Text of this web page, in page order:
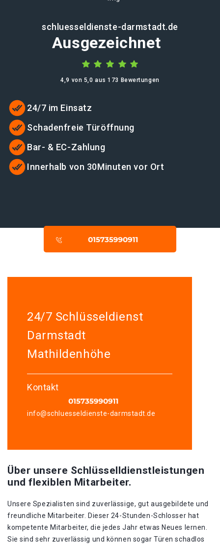
schluesseldienste-darmstadt.de
Ausgezeichnet
4,9 von 5,0 aus 173 Bewertungen
24/7 im Einsatz
Schadenfreie Türöffnung
Bar- & EC-Zahlung
Innerhalb von 30Minuten vor Ort
24/7 Schlüsseldienst
Darmstadt
Mathildenhöhe
Kontakt
info@schluesseldienste-darmstadt.de
Über unsere Schlüsselldienstleistungen
und flexiblen Mitarbeiter.
Unsere Spezialisten sind zuverlässige, gut ausgebildete und
freundliche Mitarbeiter. Dieser 24-Stunden-Schlosser hat
kompetente Mitarbeiter, die jedes Jahr etwas Neues lernen.
Sie sind sehr zuverlässig und können sogar Türen schadlos